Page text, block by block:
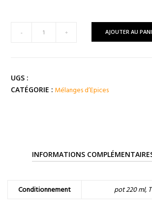
Moutarde
- + AJOUTER AU
UGS :
CATÉGORIE : Mélanges d’Epices
INFORMATIONS
Conditionnement pot 220 ml,